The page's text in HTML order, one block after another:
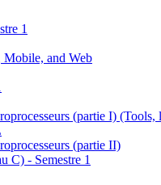
1
and Web
(partie I)
(partie II)
C) - Semestre 1